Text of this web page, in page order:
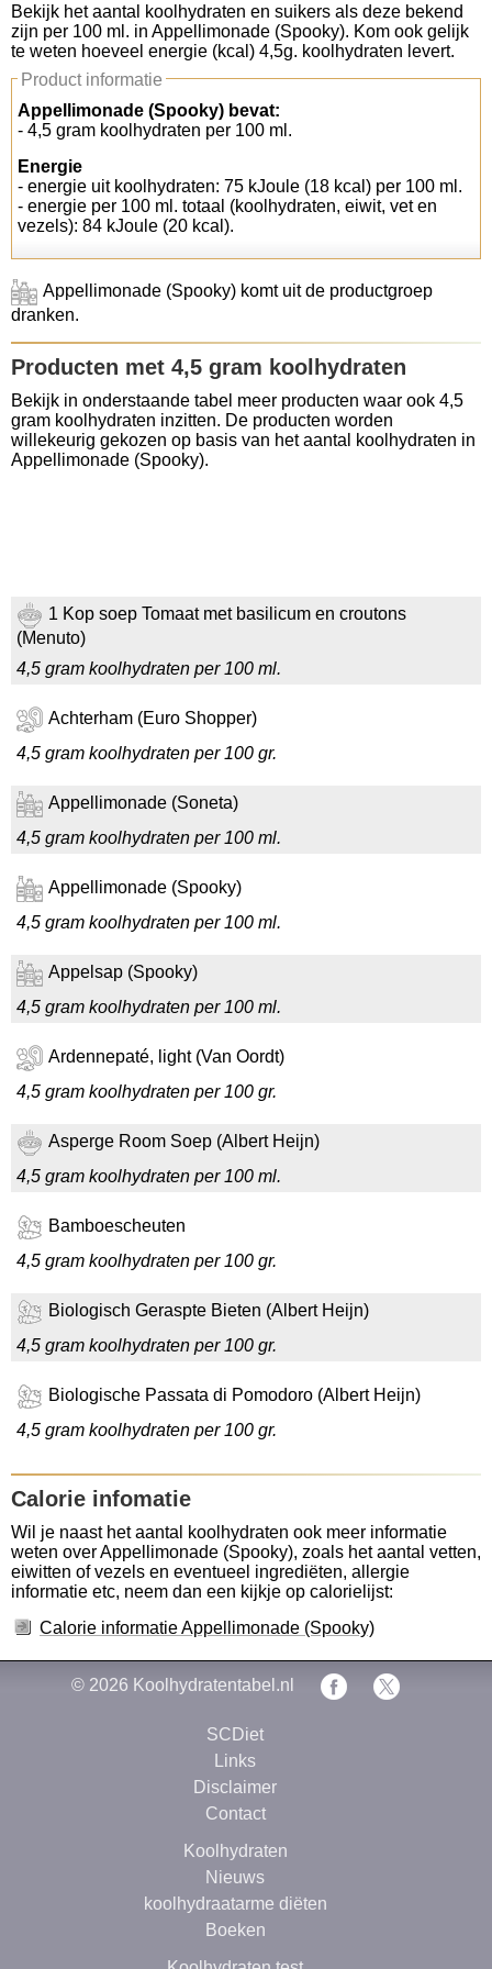
Koolhydraten tellen
Links
Bekijk het aantal koolhydraten en suikers als deze bekend
zijn per 100 ml. in Appellimonade (Spooky). Kom ook gelijk
te weten hoeveel energie (kcal) 4,5g. koolhydraten levert.
Product informatie
Appellimonade (Spooky) bevat:
- 4,5 gram koolhydraten per 100 ml.
Energie
- energie uit koolhydraten: 75 kJoule (18 kcal) per 100 ml.
- energie per 100 ml. totaal (koolhydraten, eiwit, vet en
vezels): 84 kJoule (20 kcal).
Appellimonade (Spooky) komt uit de productgroep
dranken.
Producten met 4,5 gram koolhydraten
Bekijk in onderstaande tabel meer producten waar ook 4,5
gram koolhydraten inzitten. De producten worden
willekeurig gekozen op basis van het aantal koolhydraten in
Appellimonade (Spooky).
1 Kop soep Tomaat met basilicum en croutons
(Menuto)
4,5 gram koolhydraten per 100 ml.
Achterham (Euro Shopper)
4,5 gram koolhydraten per 100 gr.
Appellimonade (Soneta)
4,5 gram koolhydraten per 100 ml.
Appellimonade (Spooky)
4,5 gram koolhydraten per 100 ml.
Appelsap (Spooky)
4,5 gram koolhydraten per 100 ml.
Ardennepaté, light (Van Oordt)
4,5 gram koolhydraten per 100 gr.
Asperge Room Soep (Albert Heijn)
4,5 gram koolhydraten per 100 ml.
Bamboescheuten
4,5 gram koolhydraten per 100 gr.
Biologisch Geraspte Bieten (Albert Heijn)
4,5 gram koolhydraten per 100 gr.
Biologische Passata di Pomodoro (Albert Heijn)
4,5 gram koolhydraten per 100 gr.
Calorie infomatie
Wil je naast het aantal koolhydraten ook meer informatie
weten over Appellimonade (Spooky), zoals het aantal vetten,
eiwitten of vezels en eventueel ingrediëten, allergie
informatie etc, neem dan een kijkje op calorielijst:
Calorie informatie Appellimonade (Spooky)
© 2026 Koolhydratentabel.nl
SCDiet
Links
Disclaimer
Contact
Koolhydraten
Nieuws
koolhydraatarme diëten
Boeken